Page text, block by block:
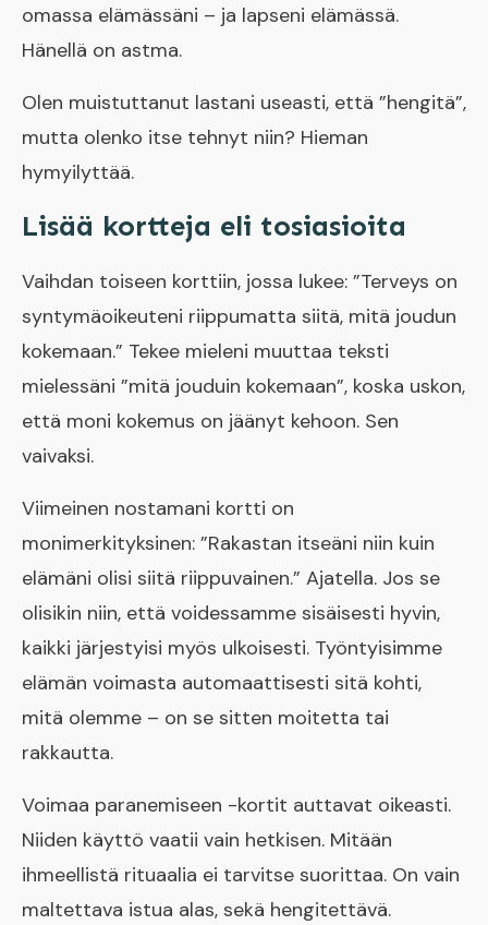
omassa elämässäni – ja lapseni elämässä.
Hänellä on astma.
Olen muistuttanut lastani useasti, että ”hengitä”,
mutta olenko itse tehnyt niin? Hieman
hymyilyttää.
Lisää kortteja eli tosiasioita
Vaihdan toiseen korttiin, jossa lukee: ”Terveys on
syntymäoikeuteni riippumatta siitä, mitä joudun
kokemaan.” Tekee mieleni muuttaa teksti
mielessäni ”mitä jouduin kokemaan”, koska uskon,
että moni kokemus on jäänyt kehoon. Sen
vaivaksi.
Viimeinen nostamani kortti on
monimerkityksinen: ”Rakastan itseäni niin kuin
elämäni olisi siitä riippuvainen.” Ajatella. Jos se
olisikin niin, että voidessamme sisäisesti hyvin,
kaikki järjestyisi myös ulkoisesti. Työntyisimme
elämän voimasta automaattisesti sitä kohti,
mitä olemme – on se sitten moitetta tai
rakkautta.
Voimaa paranemiseen -kortit auttavat oikeasti.
Niiden käyttö vaatii vain hetkisen. Mitään
ihmeellistä rituaalia ei tarvitse suorittaa. On vain
maltettava istua alas, sekä hengitettävä.